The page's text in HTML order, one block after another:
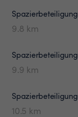
Spazierbeteiligung
9.8 km
Spazierbeteiligung
9.9 km
Spazierbeteiligung
10.5 km